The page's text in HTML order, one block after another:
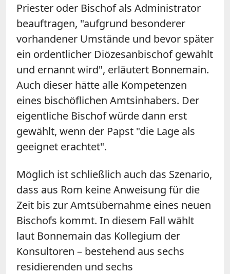
Priester oder Bischof als Administrator
beauftragen, "aufgrund besonderer
vorhandener Umstände und bevor später
ein ordentlicher Diözesanbischof gewählt
und ernannt wird", erläutert Bonnemain.
Auch dieser hätte alle Kompetenzen
eines bischöflichen Amtsinhabers. Der
eigentliche Bischof würde dann erst
gewählt, wenn der Papst "die Lage als
geeignet erachtet".
Möglich ist schließlich auch das Szenario,
dass aus Rom keine Anweisung für die
Zeit bis zur Amtsübernahme eines neuen
Bischofs kommt. In diesem Fall wählt
laut Bonnemain das Kollegium der
Konsultoren – bestehend aus sechs
residierenden und sechs